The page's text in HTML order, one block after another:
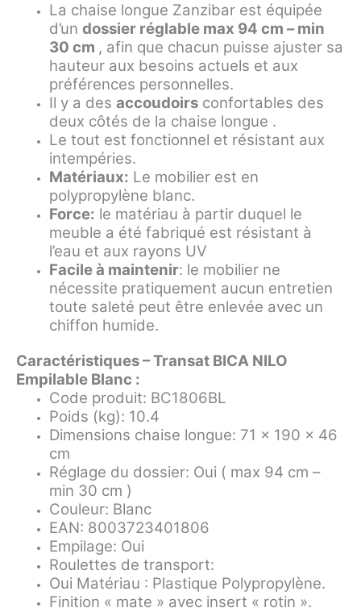
La chaise longue Zanzibar est équipée
d’undossier réglable max 94 cm – min
30 cm , afin que chacun puisse ajuster sa
hauteur aux besoins actuels et aux
préférences personnelles.
Il y a desaccoudoirs confortables des
deux côtés de la chaise longue .
Le tout est fonctionnel et résistant aux
intempéries.
Matériaux: Le mobilier est en
polypropylène blanc.
Force: le matériau à partir duquel le
meuble a été fabriqué est résistant à
l’eau et aux rayons UV
Facile à maintenir: le mobilier ne
nécessite pratiquement aucun entretien
toute saleté peut être enlevée avec un
chiffon humide.
Caractéristiques – Transat BICA NILO
Empilable Blanc :
Code produit: BC1806BL
Poids (kg): 10.4
Dimensions chaise longue: 71 x 190 x 46
cm
Réglage du dossier: Oui ( max 94 cm –
min 30 cm )
Couleur: Blanc
EAN: 8003723401806
Empilage: Oui
Roulettes de transport:
Oui Matériau : Plastique Polypropylène.
Finition « mate » avec insert « rotin ».